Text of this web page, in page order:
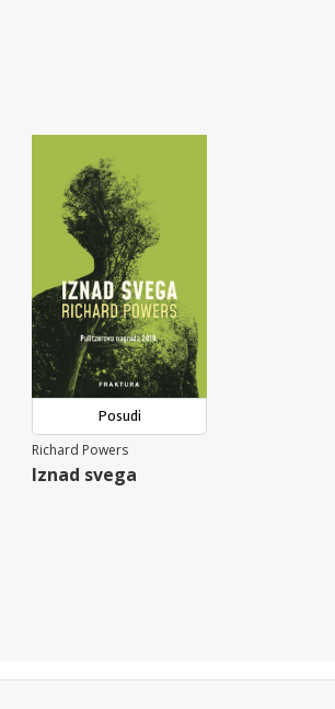
Posudi
Richard Powers
Iznad svega